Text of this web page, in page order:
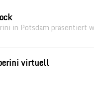
in Potsdam präsentiert
virtuell